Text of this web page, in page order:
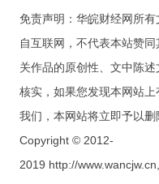
免责声明：华皖财经网所
自互联网，不代表本站赞
关作品的原创性、文中陈
核实，如果您发现本网站
我们，本网站将立即予以删
Copyright © 2012-
2019 http://